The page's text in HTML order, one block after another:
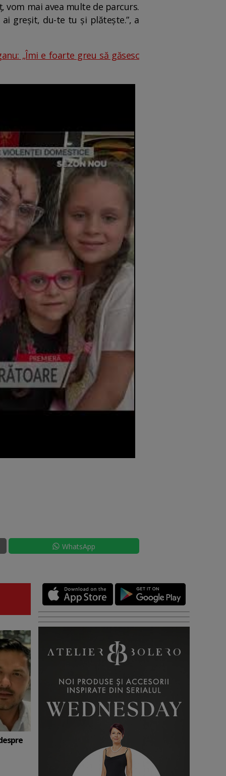
vom mai avea multe de parcurs.
greșit, du-te tu și plătește.”, a
„Îmi e foarte greu să găsesc
WhatsApp